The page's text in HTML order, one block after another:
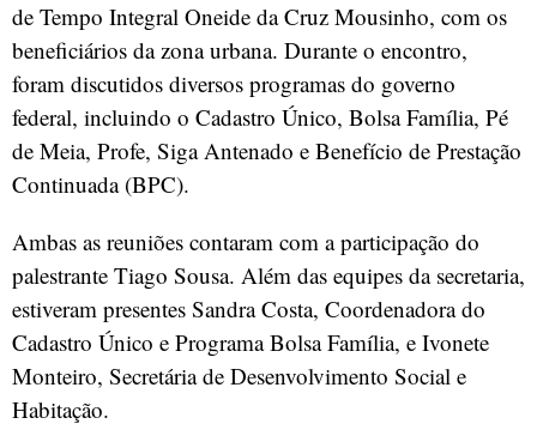
de Tempo Integral Oneide da Cruz Mousinho, com os
beneficiários da zona urbana. Durante o encontro,
foram discutidos diversos programas do governo
federal, incluindo o Cadastro Único, Bolsa Família, Pé
de Meia, Profe, Siga Antenado e Benefício de Prestação
Continuada (BPC).
Ambas as reuniões contaram com a participação do
palestrante Tiago Sousa. Além das equipes da secretaria,
estiveram presentes Sandra Costa, Coordenadora do
Cadastro Único e Programa Bolsa Família, e Ivonete
Monteiro, Secretária de Desenvolvimento Social e
Habitação.